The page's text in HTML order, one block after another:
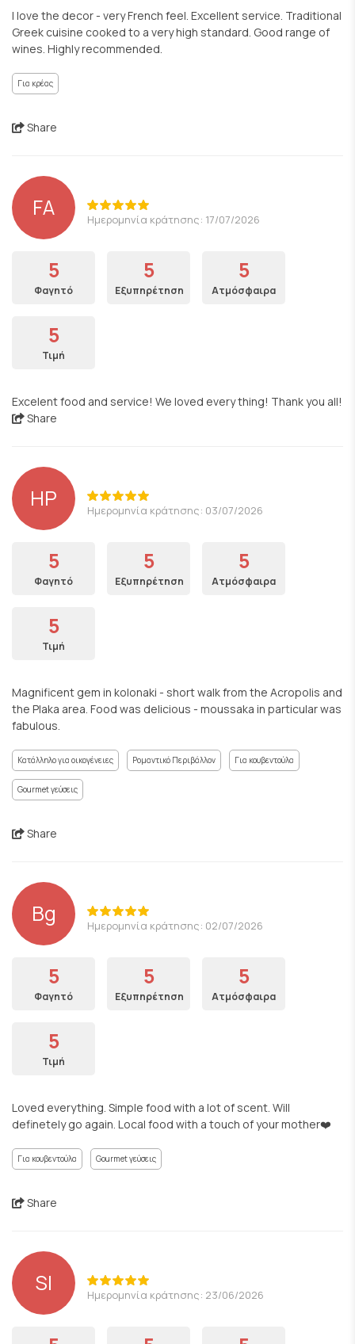
I love the decor - very French feel. Excellent service. Traditional
Greek cuisine cooked to a very high standard. Good range of
wines. Highly recommended.
Για κρέας
Share
FA Ημερομηνία κράτησης: 17/07/2026
5
Φαγητό
5
Εξυπηρέτηση
5
Ατμόσφαιρα
5
Τιμή
Excelent food and service! We loved every thing! Thank you all!
Share
HP Ημερομηνία κράτησης: 03/07/2026
5
Φαγητό
5
Εξυπηρέτηση
5
Ατμόσφαιρα
5
Τιμή
Magnificent gem in kolonaki - short walk from the Acropolis and
the Plaka area. Food was delicious - moussaka in particular was
fabulous.
Κατάλληλο για οικογένειες Ρομαντικό Περιβάλλον Για κουβεντούλα
Gourmet γεύσεις
Share
Bg Ημερομηνία κράτησης: 02/07/2026
5
Φαγητό
5
Εξυπηρέτηση
5
Ατμόσφαιρα
5
Τιμή
Loved everything. Simple food with a lot of scent. Will
definetely go again. Local food with a touch of your mother❤️
Για κουβεντούλα Gourmet γεύσεις
Share
SI Ημερομηνία κράτησης: 23/06/2026